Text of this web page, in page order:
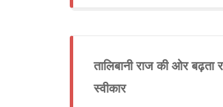
तालिबानी राज की ओर बढ़ता
स्वीकार